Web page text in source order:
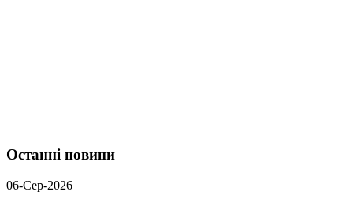
Останні новини
06-Сер-2026